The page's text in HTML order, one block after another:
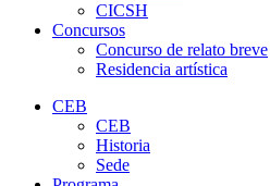
CICSH
Concursos
Concurso de relato breve
Residencia artística
CEB
CEB
Historia
Sede